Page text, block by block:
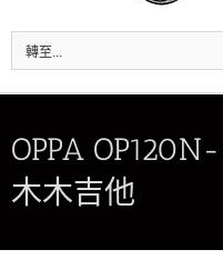
轉至...
OPPA
木木吉他